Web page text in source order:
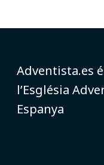
Adventista.es
l’Església
Espanya